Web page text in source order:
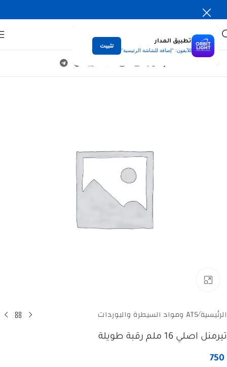
تطبيق المدار
للآيفون: "إضافة للشاشة الرئيسية"
تثبيت
الرئيسية/ATS ومواد السيطرة والبوردات
تيرمنل اصلي 16 ملم رقبة طويلة
750